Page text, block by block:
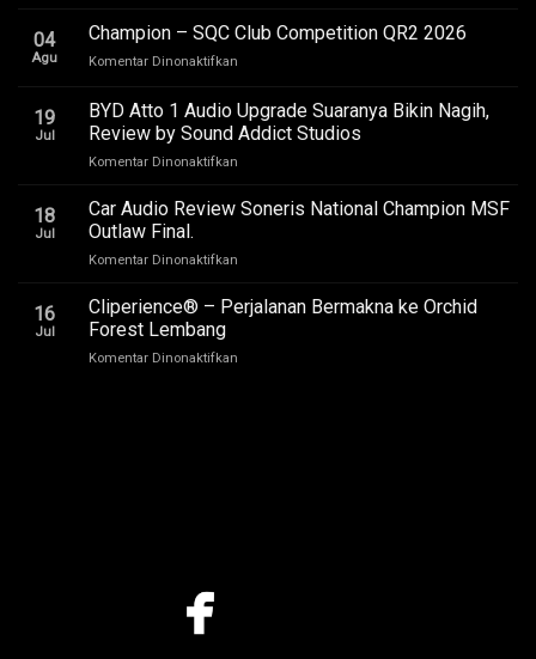
Audio
Hybrid
–
Semua
04
Agu
Champion – SQC Club Competition QR2 2026
Komentar Dinonaktifkan
–
SQC
Club
2026
19
Jul
BYD Atto 1 Audio Upgrade Suaranya Bikin Nagih,
Review by Sound Addict Studios
Komentar Dinonaktifkan
Atto
Bikin
18
Jul
Car Audio Review Soneris National Champion MSF
Outlaw Final.
Komentar Dinonaktifkan
Audio
Review
16
Jul
Cliperience® – Perjalanan Bermakna ke Orchid
Forest Lembang
Komentar Dinonaktifkan